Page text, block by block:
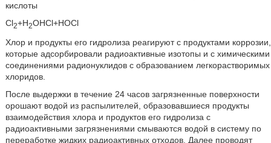
кислоты
Cl2+Н2OHCl+HOCl
Хлор и продукты его гидролиза реагируют с продуктами коррозии,
которые адсорбировали радиоактивные изотопы и с химическими
соединениями радионуклидов с образованием легкорастворимых
хлоридов.
После выдержки в течение 24 часов загрязненные поверхности
орошают водой из распылителей, образовавшиеся продукты
взаимодействия хлора и продуктов его гидролиза с
радиоактивными загрязнениями смываются водой в систему по
переработке жидких радиоактивных отходов. Далее проводят